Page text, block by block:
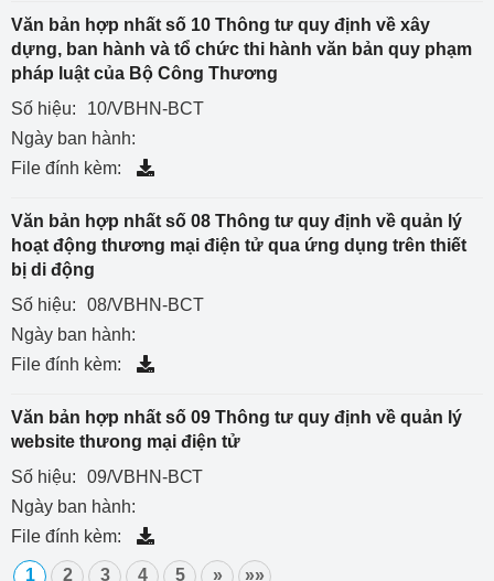
Văn bản hợp nhất số 10 Thông tư quy định về xây
dựng, ban hành và tổ chức thi hành văn bản quy phạm
pháp luật của Bộ Công Thương
Số hiệu:
10/VBHN-BCT
Ngày ban hành:
File đính kèm:
Văn bản hợp nhất số 08 Thông tư quy định về quản lý
hoạt động thương mại điện tử qua ứng dụng trên thiết
bị di động
Số hiệu:
08/VBHN-BCT
Ngày ban hành:
File đính kèm:
Văn bản hợp nhất số 09 Thông tư quy định về quản lý
website thưong mại điện tử
Số hiệu:
09/VBHN-BСТ
Ngày ban hành:
File đính kèm:
1 2 3 4 5 » »»